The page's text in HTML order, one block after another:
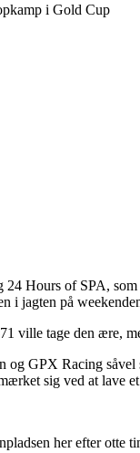
i Gold Cup
Hours of SPA,
i jagten på
ville tage den ære,
og GPX Racing
sig ved at lave
her efter